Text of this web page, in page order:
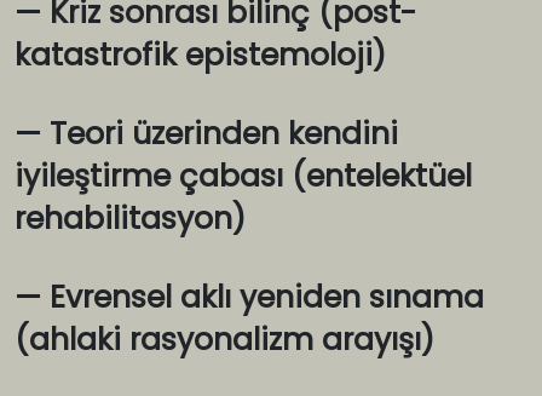
— Kriz sonrası bilinç (post-
katastrofik epistemoloji)
— Teori üzerinden kendini
iyileştirme çabası (entelektüel
rehabilitasyon)
— Evrensel aklı yeniden sınama
(ahlaki rasyonalizm arayışı)